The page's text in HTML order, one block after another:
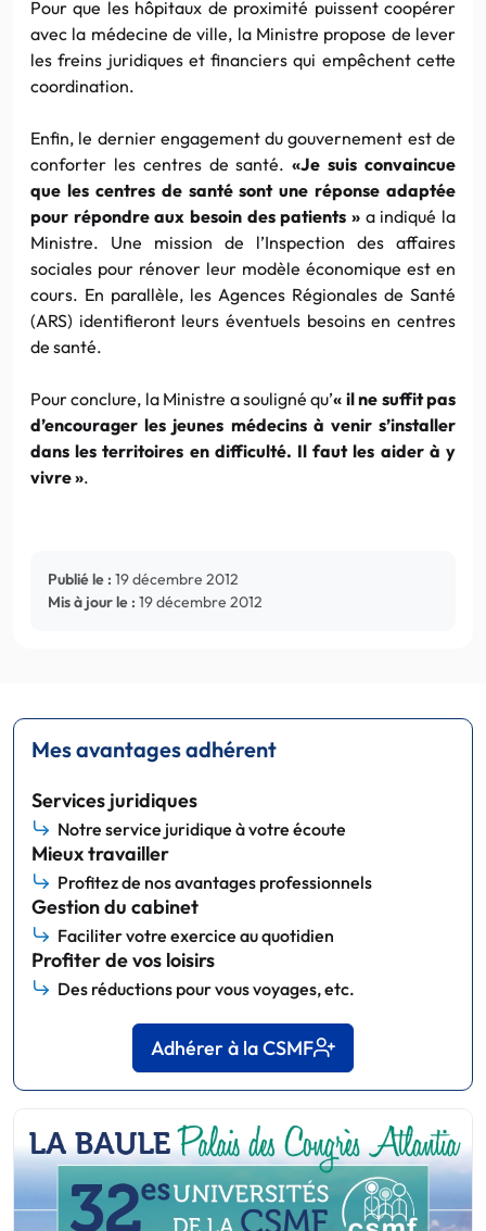
Pour que les hôpitaux de proximité puissent coopérer
avec la médecine de ville, la Ministre propose de lever
les freins juridiques et financiers qui empêchent cette
coordination.
Enfin, le dernier engagement du gouvernement est de
conforter les centres de santé.«Je suis convaincue
que les centres de santé sont une réponse adaptée
pour répondre aux besoin des patients » a indiqué la
Ministre. Une mission de l’Inspection des affaires
sociales pour rénover leur modèle économique est en
cours. En parallèle, les Agences Régionales de Santé
(ARS) identifieront leurs éventuels besoins en centres
de santé.
Pour conclure, la Ministre a souligné qu’« il ne suffit pas
d’encourager les jeunes médecins à venir s’installer
dans les territoires en difficulté. Il faut les aider à y
vivre ».
Publié le : 19 décembre 2012
Mis à jour le : 19 décembre 2012
Mes avantages adhérent
Services juridiques
Notre service juridique à votre écoute
Mieux travailler
Profitez de nos avantages professionnels
Gestion du cabinet
Faciliter votre exercice au quotidien
Profiter de vos loisirs
Des réductions pour vous voyages, etc.
Adhérer à la CSMF